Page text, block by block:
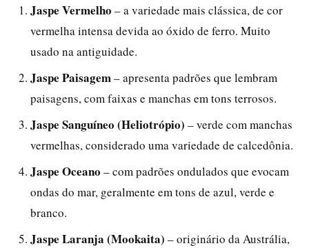
Jaspe Vermelho – a variedade mais clássica, de cor
vermelha intensa devida ao óxido de ferro. Muito
usado na antiguidade.
Jaspe Paisagem– apresenta padrões que lembram
paisagens, com faixas e manchas em tons terrosos.
Jaspe Sanguíneo (Heliotrópio) – verde com manchas
vermelhas, considerado uma variedade de calcedônia.
Jaspe Oceano – com padrões ondulados que evocam
ondas do mar, geralmente em tons de azul, verde e
branco.
Jaspe Laranja (Mookaita) – originário da Austrália,